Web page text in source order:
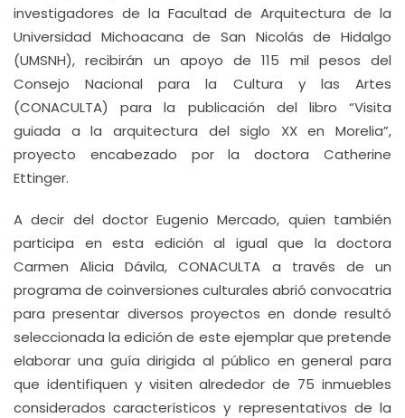
investigadores de la Facultad de Arquitectura de la
Universidad Michoacana de San Nicolás de Hidalgo
(UMSNH), recibirán un apoyo de 115 mil pesos del
Consejo Nacional para la Cultura y las Artes
(CONACULTA) para la publicación del libro “Visita
guiada a la arquitectura del siglo XX en Morelia”,
proyecto encabezado por la doctora Catherine
Ettinger.
A decir del doctor Eugenio Mercado, quien también
participa en esta edición al igual que la doctora
Carmen Alicia Dávila, CONACULTA a través de un
programa de coinversiones culturales abrió convocatria
para presentar diversos proyectos en donde resultó
seleccionada la edición de este ejemplar que pretende
elaborar una guía dirigida al público en general para
que identifiquen y visiten alrededor de 75 inmuebles
considerados característicos y representativos de la